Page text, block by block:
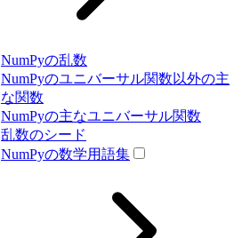
NumPyの乱数
NumPyのユニバーサル関数以外の主
な関数
NumPyの主なユニバーサル関数
乱数のシード
NumPyの数学用語集